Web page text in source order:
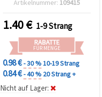
ca. 350 Stück
Artikelnummer: 109415
1.40€ 1-9 Strang
RABATTE
FÜR MENGE
0.98 €- 30 %10-19 Strang
0.84 €- 40 % 20 Strang +
Nicht auf Lager: